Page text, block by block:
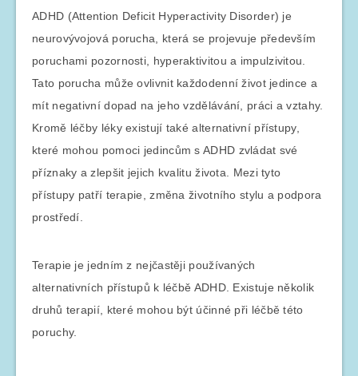
ADHD (Attention Deficit Hyperactivity Disorder) je
neurovývojová porucha, která se projevuje především
poruchami pozornosti, hyperaktivitou a impulzivitou.
Tato porucha může ovlivnit každodenní život jedince a
mít negativní dopad na jeho vzdělávání, práci a vztahy.
Kromě léčby léky existují také alternativní přístupy,
které mohou pomoci jedincům s ADHD zvládat své
příznaky a zlepšit jejich kvalitu života. Mezi tyto
přístupy patří terapie, změna životního stylu a podpora
prostředí.
Terapie je jedním z nejčastěji používaných
alternativních přístupů k léčbě ADHD. Existuje několik
druhů terapií, které mohou být účinné při léčbě této
poruchy.